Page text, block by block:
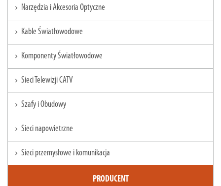
chevron_right Narzędzia i Akcesoria Optyczne
chevron_right Kable Światłowodowe
chevron_right Komponenty Światłowodowe
chevron_right Sieci Telewizji CATV
chevron_right Szafy i Obudowy
chevron_right Sieci napowietrzne
chevron_right Sieci przemysłowe i komunikacja
PRODUCENT